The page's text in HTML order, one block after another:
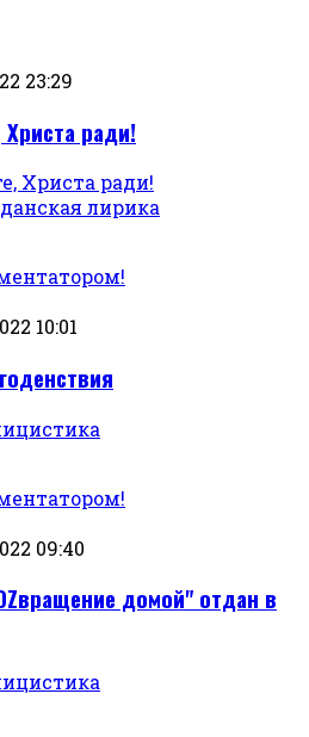
23:29
ради!
лирика
10:01
09:40
домой" отдан в